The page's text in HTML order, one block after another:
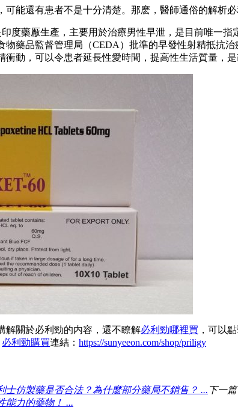
可能還有患者不是十分清楚。那麽，醫師通俗的解析
印度藥厰生產，主要用於治療男性早泄，是目前唯一
物藥品監督管理局（CEDA）批準的早發性射精抵抗
衝動，可以令患者延長性愛時間，提高性生活質量，是
解關於必利勁的内容，還不瞭解必利勁哪裡買 ，可以
必利勁購買連結： https://sunyeeon.com/shop/priligy
士仿製藥是否合法？為什麼部分藥局不銷售？ ... 下一篇
能力的藥物！ ...